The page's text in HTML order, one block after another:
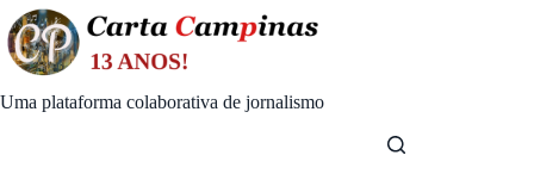
Skip
to
content
Uma plataforma colaborativa de jornalismo